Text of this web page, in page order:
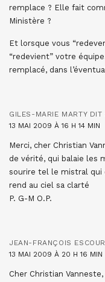
remplace ? Elle fait
Ministère ?
Et lorsque vous
“redevient” votre
remplacé, dans
GILES-MARIE MARTY DIT
13 MAI 2009 À 16 H 14 MIN
Merci, cher Christian
de vérité, qui balaie les
sourire tel le mistral qui
rend au ciel sa clarté
P. G-M O.P.
JEAN-FRANÇOIS
13 MAI 2009 À 20 H 16 MIN
Cher Christian